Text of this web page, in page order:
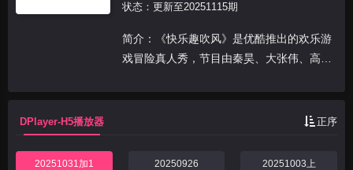
状态：更新至20251115期
简介：《快乐趣吹风》是优酷推出的欢乐游
戏冒险真人秀，节目由秦昊、大张伟、高瀚
风团”，展开以“减法挑战”为核心的游戏式旅
行。六位常驻嘉宾组成的“高能抽风团”，时
DPlayer-H5播放器 正序
20251031加1 20250926 20251003上